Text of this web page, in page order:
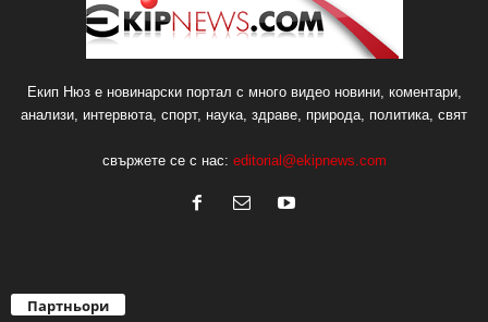
Екип Нюз е новинарски портал с много видео новини, коментари,
анализи, интервюта, спорт, наука, здраве, природа, политика, свят
свържете се с нас: editorial@ekipnews.com
Партньори